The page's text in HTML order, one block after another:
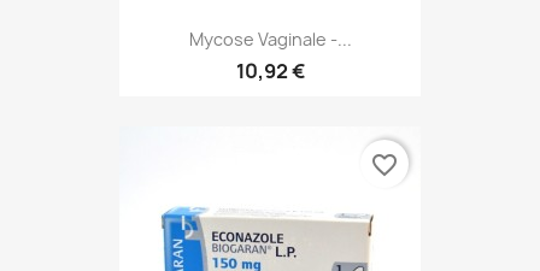
Mycose Vaginale -...
10,92 €
favorite_border